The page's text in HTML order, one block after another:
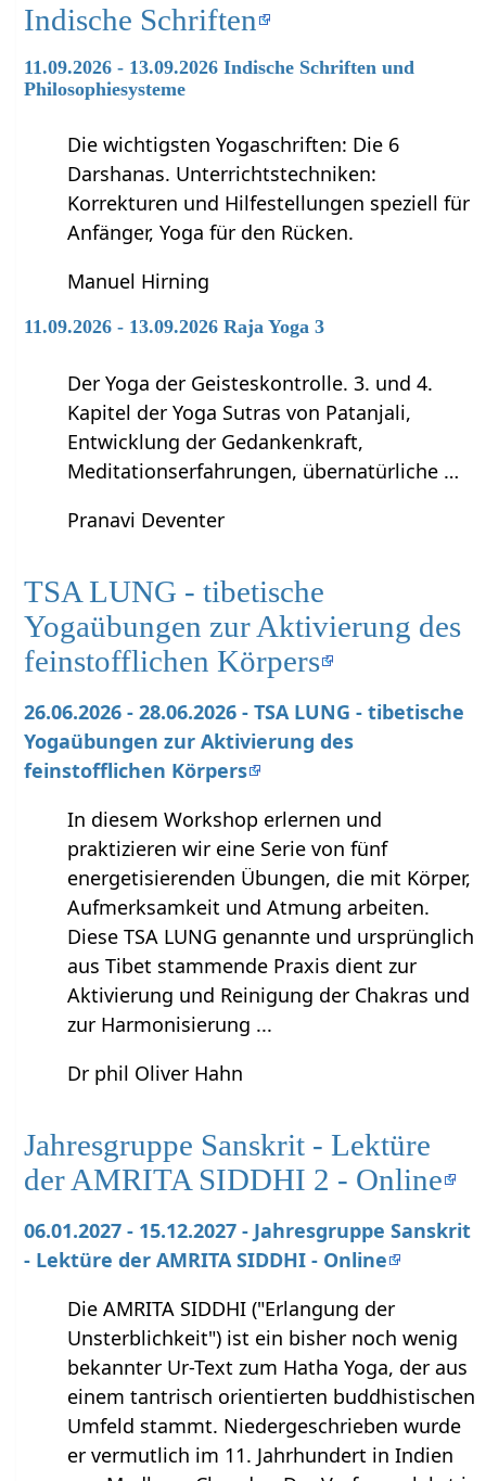
Indische Schriften
11.09.2026 - 13.09.2026 Indische Schriften und
Philosophiesysteme
Die wichtigsten Yogaschriften: Die 6
Darshanas. Unterrichtstechniken:
Korrekturen und Hilfestellungen speziell für
Anfänger, Yoga für den Rücken.
Manuel Hirning
11.09.2026 - 13.09.2026 Raja Yoga 3
Der Yoga der Geisteskontrolle. 3. und 4.
Kapitel der Yoga Sutras von Patanjali,
Entwicklung der Gedankenkraft,
Meditationserfahrungen, übernatürliche …
Pranavi Deventer
TSA LUNG - tibetische
Yogaübungen zur Aktivierung des
feinstofflichen Körpers
26.06.2026 - 28.06.2026 - TSA LUNG - tibetische
Yogaübungen zur Aktivierung des
feinstofflichen Körpers
In diesem Workshop erlernen und
praktizieren wir eine Serie von fünf
energetisierenden Übungen, die mit Körper,
Aufmerksamkeit und Atmung arbeiten.
Diese TSA LUNG genannte und ursprünglich
aus Tibet stammende Praxis dient zur
Aktivierung und Reinigung der Chakras und
zur Harmonisierung ...
Dr phil Oliver Hahn
Jahresgruppe Sanskrit - Lektüre
der AMRITA SIDDHI 2 - Online
06.01.2027 - 15.12.2027 - Jahresgruppe Sanskrit
- Lektüre der AMRITA SIDDHI - Online
Die AMRITA SIDDHI ("Erlangung der
Unsterblichkeit") ist ein bisher noch wenig
bekannter Ur-Text zum Hatha Yoga, der aus
einem tantrisch orientierten buddhistischen
Umfeld stammt. Niedergeschrieben wurde
er vermutlich im 11. Jahrhundert in Indien